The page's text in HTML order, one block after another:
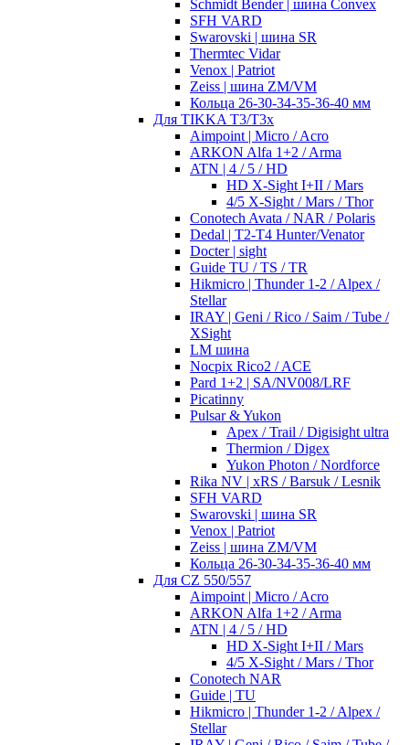
Schmidt Bender | шина Convex
SFH VARD
Swarovski | шина SR
Thermtec Vidar
Venox | Patriot
Zeiss | шина ZM/VM
Кольца 26-30-34-35-36-40 мм
Для TIKKA T3/T3x
Aimpoint | Micro / Acro
ARKON Alfa 1+2 / Arma
ATN | 4 / 5 / HD
HD X-Sight I+II / Mars
4/5 X-Sight / Mars / Thor
Conotech Avata / NAR / Polaris
Dedal | T2-T4 Hunter/Venator
Docter | sight
Guide TU / TS / TR
Hikmicro | Thunder 1-2 / Alpex /
Stellar
IRAY | Geni / Rico / Saim / Tube /
XSight
LM шина
Nocpix Rico2 / ACE
Pard 1+2 | SA/NV008/LRF
Picatinny
Pulsar & Yukon
Apex / Trail / Digisight ultra
Thermion / Digex
Yukon Photon / Nordforce
Rika NV | xRS / Barsuk / Lesnik
SFH VARD
Swarovski | шина SR
Venox | Patriot
Zeiss | шина ZM/VM
Кольца 26-30-34-35-36-40 мм
Для CZ 550/557
Aimpoint | Micro / Acro
ARKON Alfa 1+2 / Arma
ATN | 4 / 5 / HD
HD X-Sight I+II / Mars
4/5 X-Sight / Mars / Thor
Conotech NAR
Guide | TU
Hikmicro | Thunder 1-2 / Alpex /
Stellar